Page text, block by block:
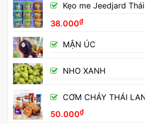
Kẹo me Jeedjard
38.000₫
MẬN ÚC
NHO XANH
CƠM CHÁY THÁI
50.000₫